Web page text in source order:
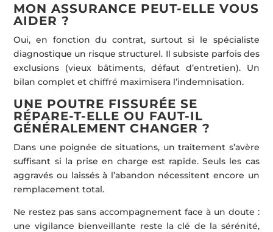
MON ASSURANCE PEUT-ELLE VOUS
AIDER ?
Oui, en fonction du contrat, surtout si le spécialiste
diagnostique un risque structurel. Il subsiste parfois des
exclusions (vieux bâtiments, défaut d’entretien). Un
bilan complet et chiffré maximisera l’indemnisation.
UNE POUTRE FISSURÉE SE
RÉPARE-T-ELLE OU FAUT-IL
GÉNÉRALEMENT CHANGER ?
Dans une poignée de situations, un traitement s’avère
suffisant si la prise en charge est rapide. Seuls les cas
aggravés ou laissés à l’abandon nécessitent encore un
remplacement total.
Ne restez pas sans accompagnement face à un doute :
une vigilance bienveillante reste la clé de la sérénité,